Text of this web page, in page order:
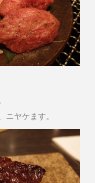
ニヤケます。